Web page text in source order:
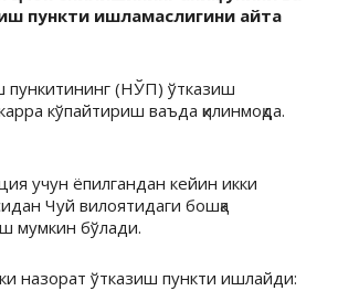
пункти ишламаслигини айта
пункитининг (НЎП) ўтказиш
кўпайтириш ваъда қилинмоқда.
учун ёпилгандан кейин икки
Чуй вилоятидаги бошқа
мумкин бўлади.
назорат ўтказиш пункти ишлайди: